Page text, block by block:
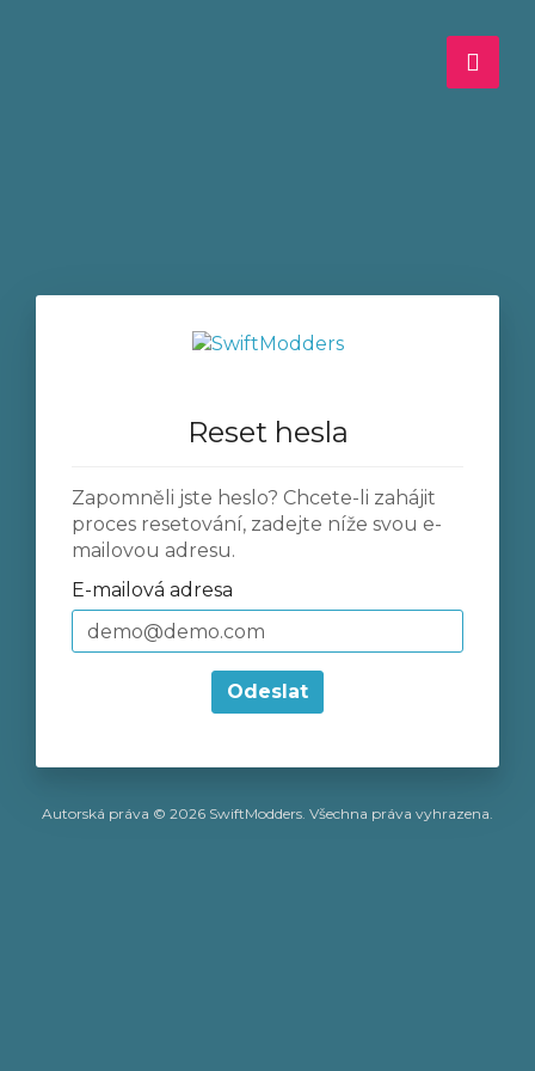
Reset hesla
Zapomněli jste heslo? Chcete-li zahájit
proces resetování, zadejte níže svou e-
mailovou adresu.
E-mailová adresa
Odeslat
Autorská práva © 2026 SwiftModders. Všechna práva vyhrazena.